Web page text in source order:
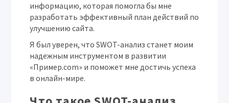
информацию, которая помогла бы мне
разработать эффективный план действий по
улучшению сайта.
Я был уверен, что SWOT-анализ станет моим
надежным инструментом в развитии
«Пример.com» и поможет мне достичь успеха
в онлайн-мире.